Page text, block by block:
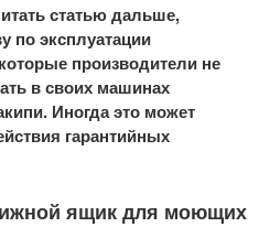
статью дальше,
по эксплуатации
производители не
в своих машинах
Иногда это может
гарантийных
ящик для моющих